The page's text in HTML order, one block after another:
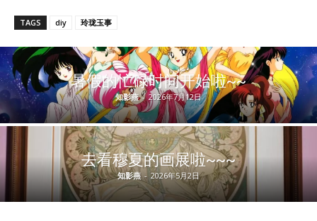
TAGS diy 玲珑玉事
暑假的忙碌时间开始啦~~
知影燕 - 2026年7月12日
去看穆夏的画展啦~~~
知影燕 - 2026年5月2日